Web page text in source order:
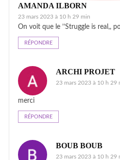
AMANDA ILBORN
23 mars 2023 à 10 h 29 min
On voit que le ’’Struggle is real,,
RÉPONDRE
ARCHI PROJET
23 mars 2023 à 10 h 29
merci
RÉPONDRE
BOUB BOUB
23 mars 2023 à 10 h 29